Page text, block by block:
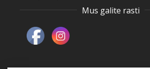
Mus galite rasti